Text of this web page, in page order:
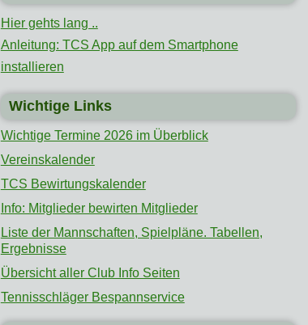
Hier gehts lang ..
Anleitung: TCS App auf dem Smartphone
installieren
Wichtige Links
Wichtige Termine 2026 im Überblick
Vereinskalender
TCS Bewirtungskalender
Info: Mitglieder bewirten Mitglieder
Liste der Mannschaften, Spielpläne. Tabellen,
Ergebnisse
Übersicht aller Club Info Seiten
Tennisschläger Bespannservice